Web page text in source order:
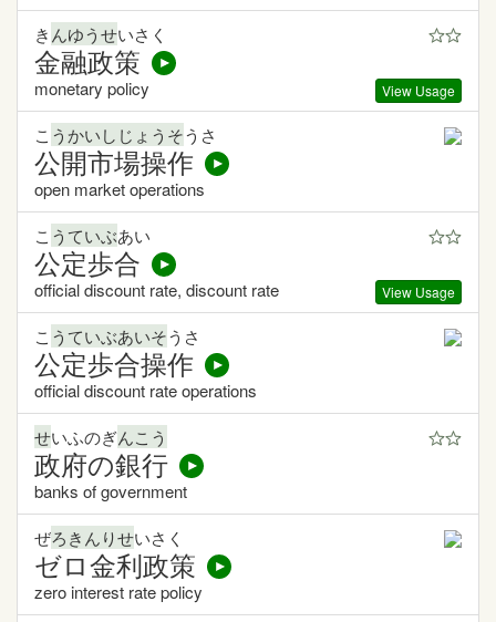
き んゆうせいさく
金融政策
View Usage
monetary policy
こ うかいしじょうそうさ
公開市場操作
open market operations
こ うていぶあい
公定歩合
View Usage
official discount rate, discount rate
こ うていぶあいそうさ
公定歩合操作
official discount rate operations
せいふのぎんこう
政府の銀行
banks of government
ぜろきんりせいさく
ゼロ金利政策
zero interest rate policy